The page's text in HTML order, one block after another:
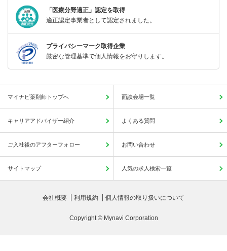
「医療分野適正」認定を取得
適正認定事業者として認定されました。
プライバシーマーク取得企業
厳密な管理基準で個人情報をお守りします。
マイナビ薬剤師トップへ 面談会場一覧
キャリアアドバイザー紹介 よくある質問
ご入社後のアフターフォロー お問い合わせ
サイトマップ 人気の求人検索一覧
会社概要 利用規約 個人情報の取り扱いについて
Copyright © Mynavi Corporation